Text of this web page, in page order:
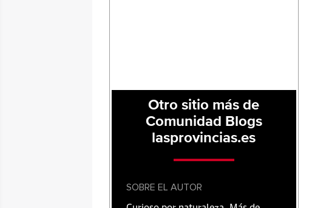
Otro sitio más de
Comunidad Blogs
lasprovincias.es
SOBRE EL AUTOR